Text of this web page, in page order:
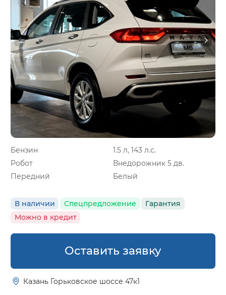
Бензин
1.5 л, 143 л.с.
Робот
Внедорожник 5 дв.
Передний
Белый
В наличии Спецпредложение
Гарантия
Можно в кредит
Оставить заявку
Казань Горьковское шоссе 47к1